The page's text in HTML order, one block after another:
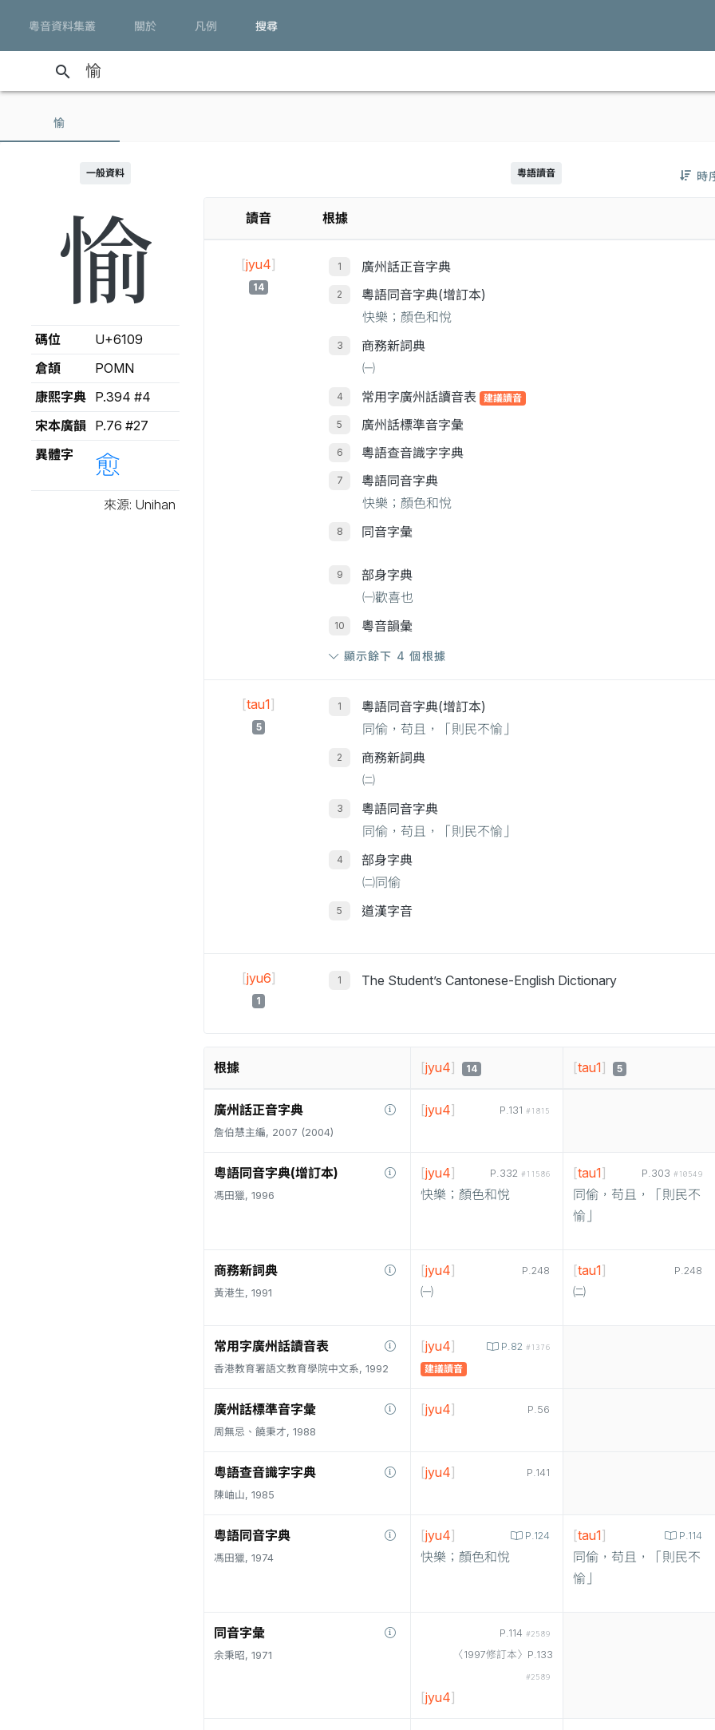
粵音資料集叢 關於 凡例 搜尋
search
愉
一般資料
愉
碼位
U+6109
倉頡
POMN
康熙字典
P.394 #4
宋本廣韻
P.76 #27
異體字
愈
來源: Unihan
粵語讀音 時
讀音 根據
[jyu4]
14
廣州話正音字典
粵語同音字典(增訂本)
快樂；顏色和悅
商務新詞典
㈠
常用字廣州話讀音表 建議讀音
廣州話標準音字彙
粵語查音識字字典
粵語同音字典
快樂；顏色和悅
同音字彙
部身字典
㈠歡喜也
粵音韻彙
顯示餘下 4 個根據
[tau1]
5
粵語同音字典(增訂本)
同偷，苟且，「則民不愉」
商務新詞典
㈡
粵語同音字典
同偷，苟且，「則民不愉」
部身字典
㈡同偷
道漢字音
[jyu6]
1
The Student’s Cantonese-English Dictionary
根據 [jyu4] 14 [tau1] 5
廣州話正音字典
詹伯慧主編, 2007 (2004)
P.131 #1815
[jyu4]
粵語同音字典(增訂本)
馮田獵, 1996
P.332 #11586
[jyu4]
快樂；顏色和悅
P.303 #10549
[tau1]
同偷，苟且，「則民不
愉」
商務新詞典
黃港生, 1991
P.248
[jyu4]
㈠
P.248
[tau1]
㈡
常用字廣州話讀音表
香港教育署語文教育學院中文系, 1992
P.82 #1376
[jyu4]
建議讀音
廣州話標準音字彙
周無忌、饒秉才, 1988
P.56
[jyu4]
粵語查音識字字典
陳岫山, 1985
P.141
[jyu4]
粵語同音字典
馮田獵, 1974
P.124
[jyu4]
快樂；顏色和悅
P.114
[tau1]
同偷，苟且，「則民不
愉」
同音字彙
余秉昭, 1971
P.114 #2589
〈1997修訂本〉P.133
#2589
[jyu4]